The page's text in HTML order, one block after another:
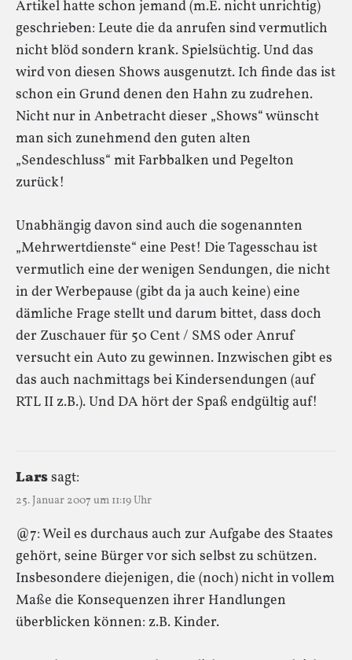
Artikel hatte schon jemand (m.E. nicht unrichtig)
geschrieben: Leute die da anrufen sind vermutlich
nicht blöd sondern krank. Spielsüchtig. Und das
wird von diesen Shows ausgenutzt. Ich finde das ist
schon ein Grund denen den Hahn zu zudrehen.
Nicht nur in Anbetracht dieser „Shows“ wünscht
man sich zunehmend den guten alten
„Sendeschluss“ mit Farbbalken und Pegelton
zurück!
Unabhängig davon sind auch die sogenannten
„Mehrwertdienste“ eine Pest! Die Tagesschau ist
vermutlich eine der wenigen Sendungen, die nicht
in der Werbepause (gibt da ja auch keine) eine
dämliche Frage stellt und darum bittet, dass doch
der Zuschauer für 50 Cent / SMS oder Anruf
versucht ein Auto zu gewinnen. Inzwischen gibt es
das auch nachmittags bei Kindersendungen (auf
RTL II z.B.). Und DA hört der Spaß endgültig auf!
Larssagt:
25. Januar 2007 um 11:19 Uhr
@7: Weil es durchaus auch zur Aufgabe des Staates
gehört, seine Bürger vor sich selbst zu schützen.
Insbesondere diejenigen, die (noch) nicht in vollem
Maße die Konsequenzen ihrer Handlungen
überblicken können: z.B. Kinder.